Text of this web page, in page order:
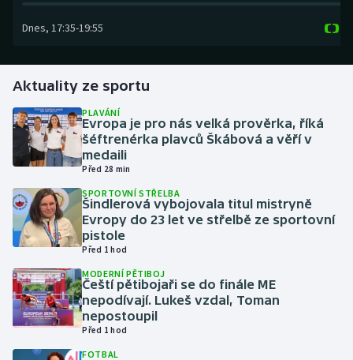
Futsal
Gymnastika
Házená
Jezdectví
Judo
Lezení
Dnes, 17:35-19:55
Aktuality ze sportu
PLAVÁNÍ
Evropa je pro nás velká prověrka, říká
šéftrenérka plavců Škábová a věří v
medaili
Před 28 min
SPORTOVNÍ STŘELBA
Šindlerová vybojovala titul mistryně
Evropy do 23 let ve střelbě ze sportovní
pistole
Před 1 hod
MODERNÍ PĚTIBOJ
Čeští pětibojaři se do finále ME
nepodívají. Lukeš vzdal, Toman
nepostoupil
Před 1 hod
FOTBAL